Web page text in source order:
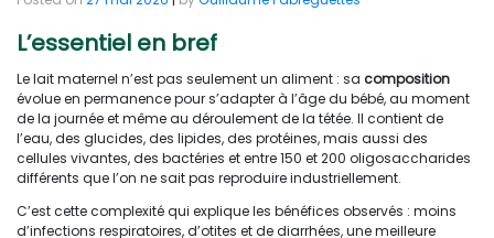
L’essentiel en bref
Le lait maternel n’est pas seulement un aliment : sa composition
évolue en permanence pour s’adapter à l’âge du bébé, au moment
de la journée et même au déroulement de la tétée. Il contient de
l’eau, des glucides, des lipides, des protéines, mais aussi des
cellules vivantes, des bactéries et entre 150 et 200 oligosaccharides
différents que l’on ne sait pas reproduire industriellement.
C’est cette complexité qui explique les bénéfices observés : moins
d’infections respiratoires, d’otites et de diarrhées, une meilleure